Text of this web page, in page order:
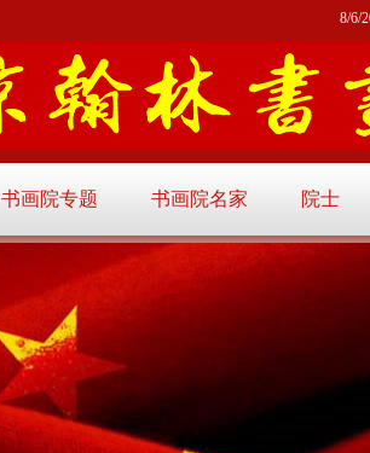
书画院专题 书画院名家 院士
8/6/